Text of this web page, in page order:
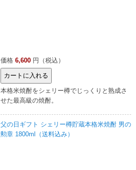
価格 6,600 円（税込）
本格米焼酎をシェリー樽でじっくりと熟成さ
せた最高級の焼酎。
父の日ギフト シェリー樽貯蔵本格米焼酎 男の
勲章 1800ml（送料込み）